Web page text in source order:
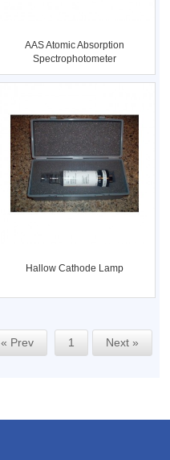
AAS Atomic Absorption
Spectrophotometer
Hallow Cathode Lamp
« Prev 1 Next »